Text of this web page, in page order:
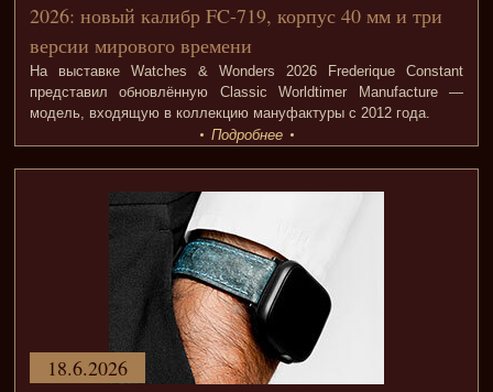
2026: новый калибр FC-719, корпус 40 мм и три
версии мирового времени
На выставке Watches & Wonders 2026 Frederique Constant
представил обновлённую Classic Worldtimer Manufacture —
модель, входящую в коллекцию мануфактуры с 2012 года.
Подробнее
18.6.2026